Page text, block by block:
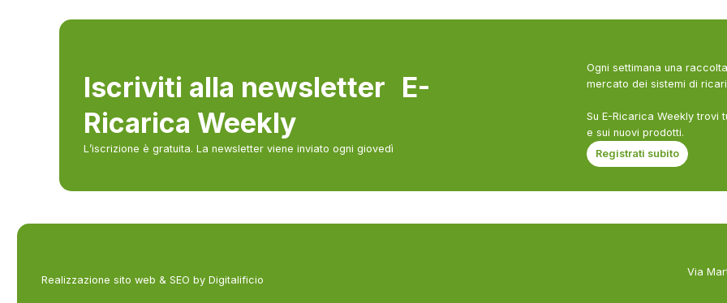
Iscriviti alla newsletter E-
Ricarica Weekly
L’iscrizione è gratuita. La newsletter viene inviato ogni giovedì
Ogni settimana una
mercato dei sistemi di
Su E-Ricarica Weekly trovi
e sui nuovi prodotti.
Registrati subito
Realizzazione sito web & SEO by Digitalificio
Via